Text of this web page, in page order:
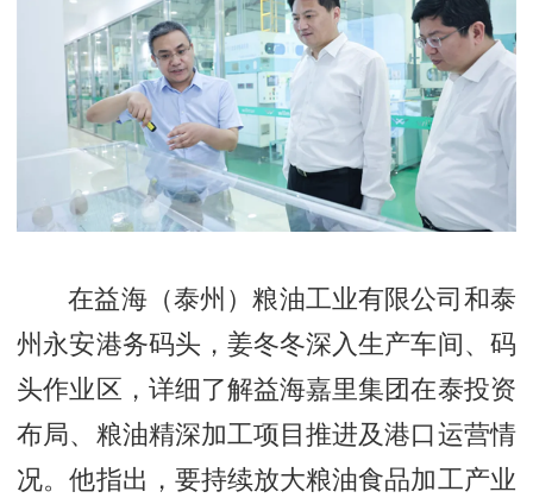
在益海（泰州）粮油工业有限公司和泰
州永安港务码头，姜冬冬深入生产车间、码
头作业区，详细了解益海嘉里集团在泰投资
布局、粮油精深加工项目推进及港口运营情
况。他指出，要持续放大粮油食品加工产业